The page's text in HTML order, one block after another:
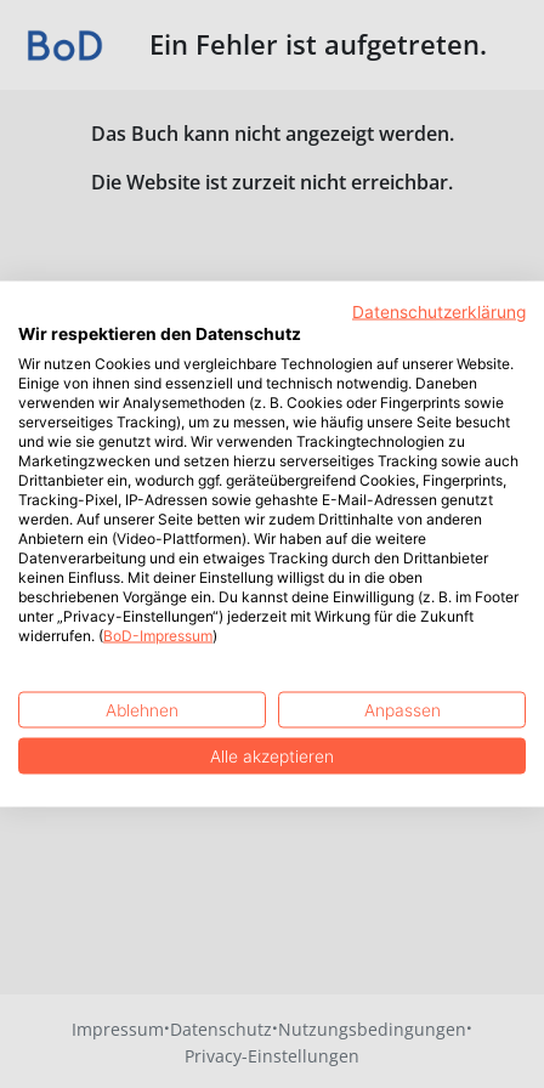
Ein Fehler ist aufgetreten.
Das Buch kann nicht angezeigt werden.
Die Website ist zurzeit nicht erreichbar.
Impressum·Datenschutz·Nutzungsbedingungen·
Privacy-Einstellungen
Datenschutzerklärung
Wir respektieren den Datenschutz
Wir nutzen Cookies und vergleichbare Technologien auf unserer Website.
Einige von ihnen sind essenziell und technisch notwendig. Daneben
verwenden wir Analysemethoden (z. B. Cookies oder Fingerprints sowie
serverseitiges Tracking), um zu messen, wie häufig unsere Seite besucht
und wie sie genutzt wird. Wir verwenden Trackingtechnologien zu
Marketingzwecken und setzen hierzu serverseitiges Tracking sowie auch
Drittanbieter ein, wodurch ggf. geräteübergreifend Cookies, Fingerprints,
Tracking-Pixel, IP-Adressen sowie gehashte E-Mail-Adressen genutzt
werden. Auf unserer Seite betten wir zudem Drittinhalte von anderen
Anbietern ein (Video-Plattformen). Wir haben auf die weitere
Datenverarbeitung und ein etwaiges Tracking durch den Drittanbieter
keinen Einfluss. Mit deiner Einstellung willigst du in die oben
beschriebenen Vorgänge ein. Du kannst deine Einwilligung (z. B. im Footer
unter „Privacy-Einstellungen“) jederzeit mit Wirkung für die Zukunft
widerrufen. (BoD-Impressum)
Ablehnen Anpassen
Alle akzeptieren